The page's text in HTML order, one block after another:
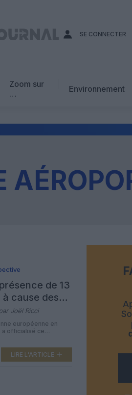
SE CONNECTER
Zoom sur
…
AJ Académie
Vidéo
Environnement
de 13
cause des
Joël Ricci
européenne en
officialisé ce
La compagnie
capacité sur le
suppression de près
LIRE L'ARTICLE